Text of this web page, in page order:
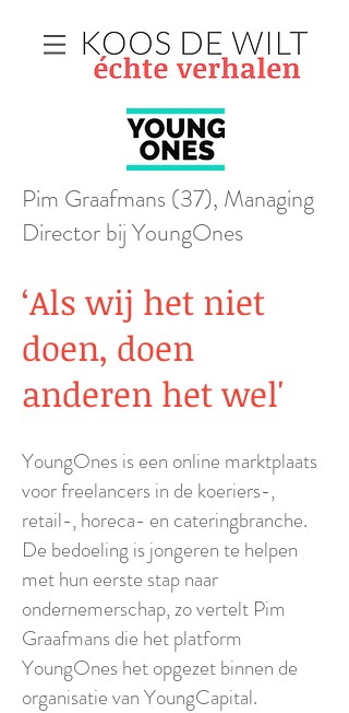
Pim Graafmans (37), Managing
Director bij YoungOnes
‘Als wij het niet
doen, doen
anderen het wel'
YoungOnes is een online marktplaats
voor freelancers in de koeriers-,
retail-, horeca- en cateringbranche.
De bedoeling is jongeren te helpen
met hun eerste stap naar
ondernemerschap, zo vertelt Pim
Graafmans die het platform
YoungOnes het opgezet binnen de
organisatie van YoungCapital.